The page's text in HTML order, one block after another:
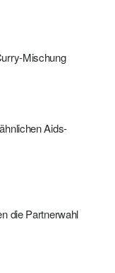
Mischung
Aids-
die Partnerwahl